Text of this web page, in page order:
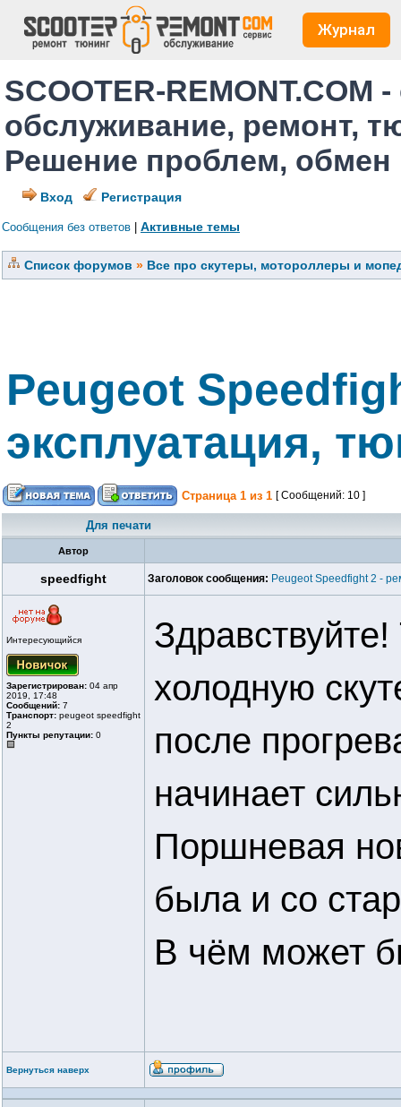
Журнал
SCOOTER-REMONT.COM
обслуживание, ремонт,
Решение проблем,
Вход Регистрация
Сообщения без ответов Активные темы
Список форумов » Все про скутеры, мотороллеры и
Peugeot
эксплуатация,
Страница 1 из 1 [ Сообщений: 10 ]
Для печати
Автор
speedfight Заголовок сообщения: Peugeot Speedfight 2 -
Интересующийся
Зарегистрирован: 04 апр
2019, 17:48
Сообщений: 7
Транспорт: peugeot speedfight
2
Пункты репутации: 0
холодную
после
начинает
Поршневая
была и со
В чём может
Вернуться наверх